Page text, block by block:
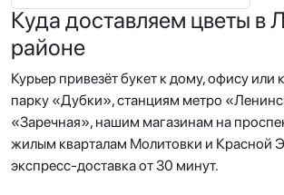
Куда доставляем цветы в
районе
Курьер привезёт букет к дому, офису или
парку «Дубки», станциям метро
«Заречная», нашим магазинам на
жилым кварталам Молитовки и Красной
экспресс-доставка от 30 минут.